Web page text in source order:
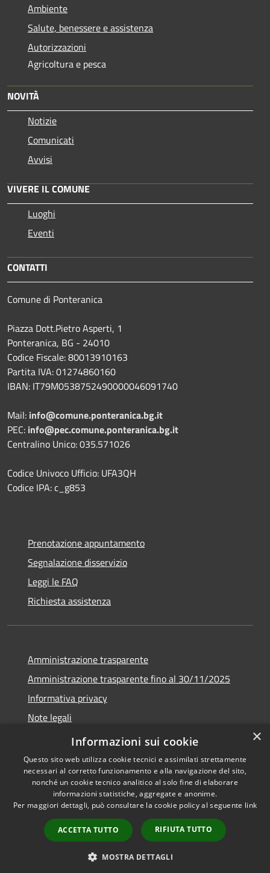
Ambiente
Salute, benessere e assistenza
Autorizzazioni
Agricoltura e pesca
NOVITÀ
Notizie
Comunicati
Avvisi
VIVERE IL COMUNE
Luoghi
Eventi
CONTATTI
Comune di Ponteranica
Piazza Dott.Pietro Asperti, 1
Ponteranica, BG - 24010
Codice Fiscale: 80013910163
Partita IVA: 01274860160
IBAN: IT79M0538752490000046091740
Mail: info@comune.ponteranica.bg.it
PEC: info@pec.comune.ponteranica.bg.it
Centralino Unico: 035.571026
Codice Univoco Ufficio: UFA3QH
Codice IPA: c_g853
Prenotazione appuntamento
Segnalazione disservizio
Leggi le FAQ
Richiesta assistenza
Amministrazione trasparente
Amministrazione trasparente fino al 30/11/2025
Informativa privacy
Note legali
Dichiarazione di accessibilità
Accessibilità
Copyright © 2026 • Comune di
Ponteranica • Powered by
Municipium•
Accesso
redazione
×
Informazioni sui cookie
Questo sito web utilizza cookie tecnici e assimilati strettamente
necessari al corretto funzionamento e alla navigazione del sito,
nonché un cookie tecnico analitico al solo fine di elaborare
informazioni statistiche, aggregate e anonime.
Per maggiori dettagli, può consultare la cookie policy al seguente link
ACCETTA TUTTO RIFIUTA TUTTO
MOSTRA DETTAGLI